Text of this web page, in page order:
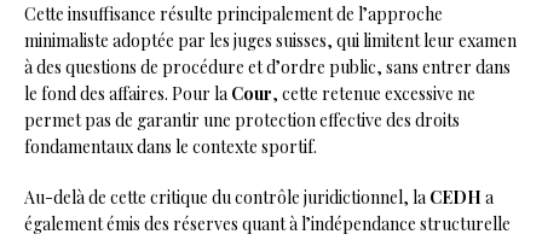
Cette insuffisance résulte principalement de l’approche
minimaliste adoptée par les juges suisses, qui limitent leur examen
à des questions de procédure et d’ordre public, sans entrer dans
le fond des affaires. Pour la Cour, cette retenue excessive ne
permet pas de garantir une protection effective des droits
fondamentaux dans le contexte sportif.
Au-delà de cette critique du contrôle juridictionnel, la CEDH a
également émis des réserves quant à l’indépendance structurelle